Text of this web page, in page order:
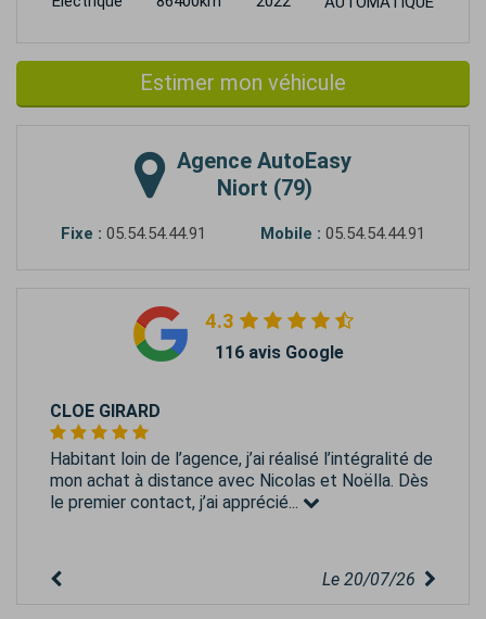
Estimer mon véhicule
Agence AutoEasy
Niort (79)
Fixe : 05.54.54.44.91 Mobile : 05.54.54.44.91
4.3
116 avis Google
CLOE GIRARD
Habitant loin de l’agence, j’ai réalisé l’intégralité de
mon achat à distance avec Nicolas et Noëlla. Dès
le premier contact, j’ai apprécié...
Le 20/07/26